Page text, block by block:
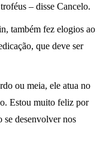
– disse Cancelo.
também fez elogios ao
que deve ser
ou meia, ele atua no
Estou muito feliz por
se desenvolver nos